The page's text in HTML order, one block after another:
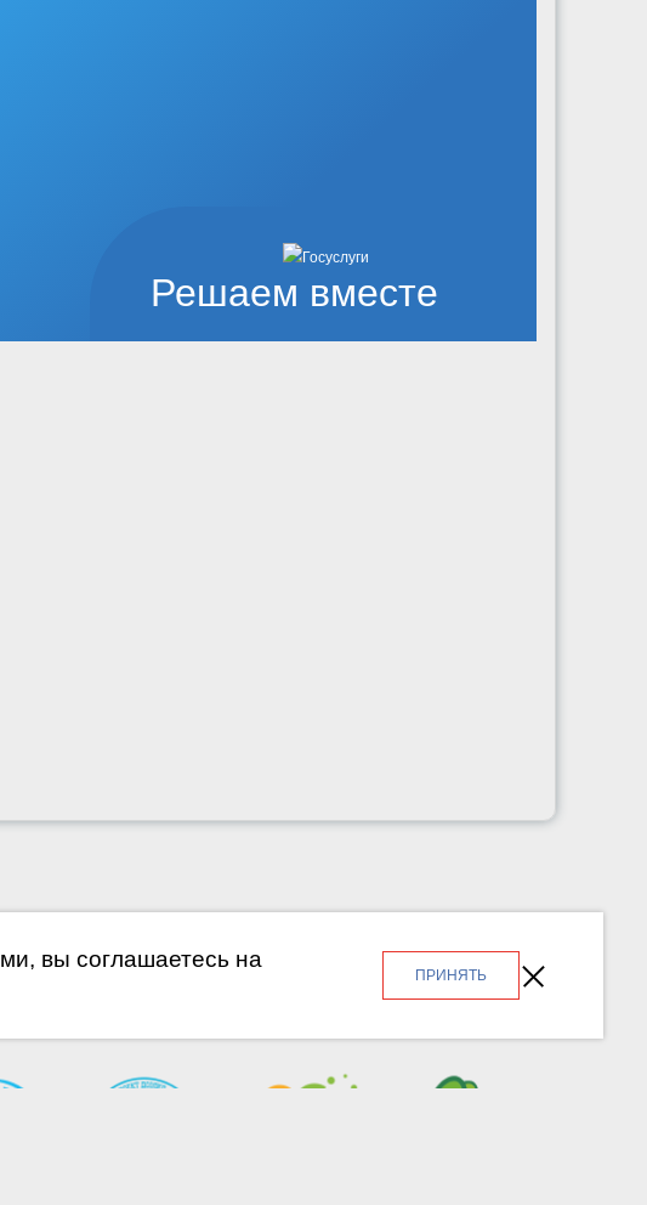
Решаем вместе
вы соглашаетесь на
ПРИНЯТЬ